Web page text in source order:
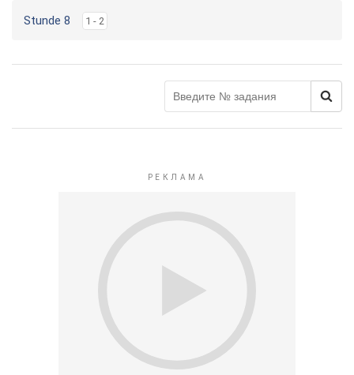
Stunde 8 1 - 2